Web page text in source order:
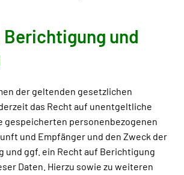
und
der geltenden gesetzlichen
das Recht auf unentgeltliche
gespeicherten personenbezogenen
und Empfänger und den Zweck der
und ggf. ein Recht auf Berichtigung
Daten. Hierzu sowie zu weiteren